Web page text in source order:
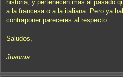
historia, y pertenecen más al pasado
a la francesa o a la italiana. Pero ya
contraponer pareceres al respecto.
Saludos,
Juanma